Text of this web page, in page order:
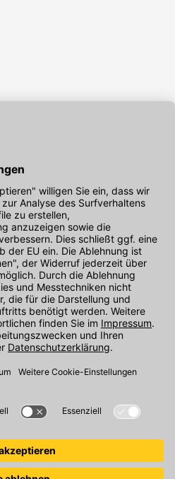
bis freitags von 08:00 - 17:00
/ 151-151für Sie erreichbar.
nutzen.
finden Sie